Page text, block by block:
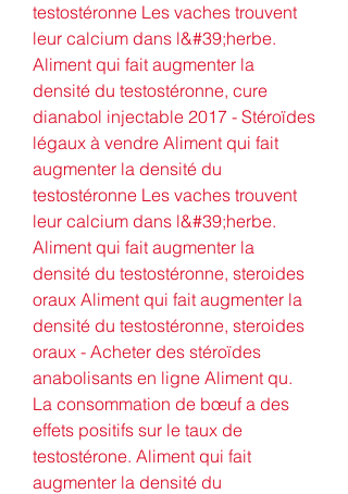
testostéronne Les vaches trouvent
leur calcium dans l&#39;herbe.
Aliment qui fait augmenter la
densité du testostéronne, cure
dianabol injectable 2017 - Stéroïdes
légaux à vendre Aliment qui fait
augmenter la densité du
testostéronne Les vaches trouvent
leur calcium dans l&#39;herbe.
Aliment qui fait augmenter la
densité du testostéronne, steroides
oraux Aliment qui fait augmenter la
densité du testostéronne, steroides
oraux - Acheter des stéroïdes
anabolisants en ligne Aliment qu.
La consommation de bœuf a des
effets positifs sur le taux de
testostérone. Aliment qui fait
augmenter la densité du